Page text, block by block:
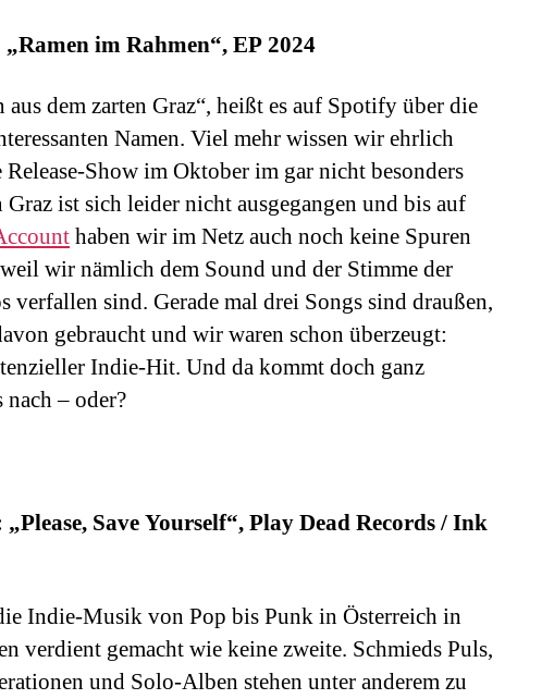
im Rahmen“, EP 2024
dem zarten Graz“, heißt es auf Spotify über die
Namen. Viel mehr wissen wir ehrlich
Show im Oktober im gar nicht besonders
ist sich leider nicht ausgegangen und bis auf
haben wir im Netz auch noch keine Spuren
wir nämlich dem Sound und der Stimme der
verfallen sind. Gerade mal drei Songs sind draußen,
gebraucht und wir waren schon überzeugt:
Indie-Hit. Und da kommt doch ganz
– oder?
Save Yourself“, Play Dead Records / Ink
Indie-Musik von Pop bis Punk in Österreich in
verdient gemacht wie keine zweite. Schmieds Puls,
und Solo-Alben stehen unter anderem zu